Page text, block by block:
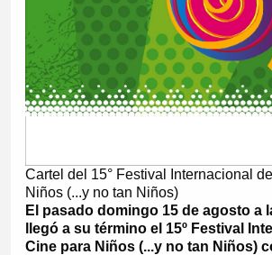
Cartel del 15° Festival Internacional
Niños (...y no tan Niños)
El pasado domingo 15 de agosto a
llegó a su término el 15º Festival
Cine para Niños (...y no tan Niños)